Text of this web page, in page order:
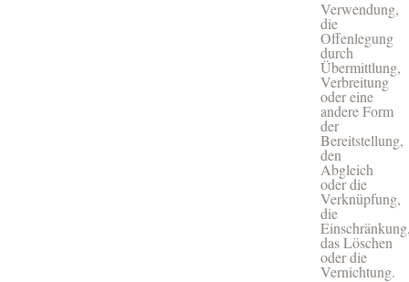
Verwendung,
die
Offenlegung
durch
Übermittlung,
Verbreitung
oder eine
andere Form
der
Bereitstellung,
den
Abgleich
oder die
Verknüpfung,
die
das Löschen
oder die
Vernichtung.